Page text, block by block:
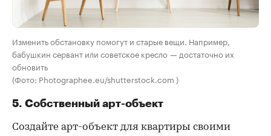
Изменить обстановку помогут и старые вещи. Например,
бабушкин сервант или советское кресло — достаточно их
обновить
(Фото: Photographee.eu/shutterstock.com )
5. Собственный арт-объект
Создайте арт-объект для квартиры своими